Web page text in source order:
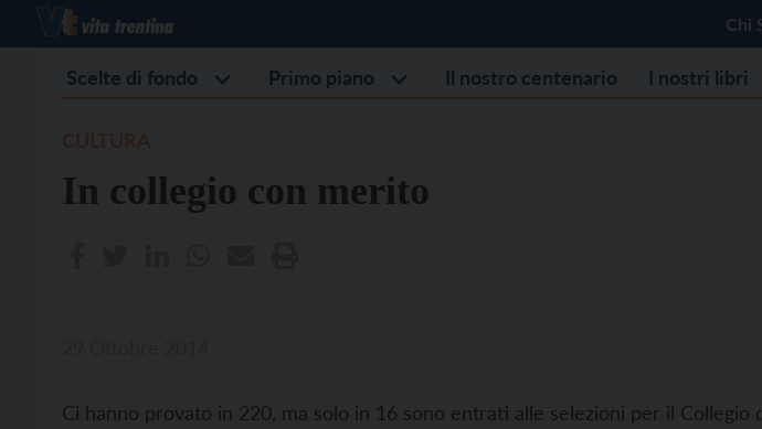
Chi
Scelte di fondo Primo piano Il nostro centenario I nostri libri
In collegio con merito
Ci hanno provato in 220, ma solo in 16 sono entrati alle selezioni per il Collegio